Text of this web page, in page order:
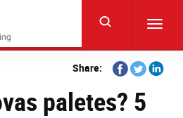
Share:
Share
on
Facebook
Share
on
Twitter
Share
paletes? 5